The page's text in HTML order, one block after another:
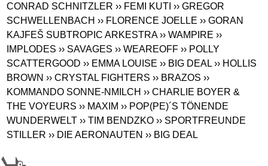
CONRAD SCHNITZLER ›› FEMI KUTI ›› GREGOR
SCHWELLENBACH ›› FLORENCE JOELLE ›› GORAN
KAJFEŠ SUBTROPIC ARKESTRA ›› WAMPIRE ››
IMPLODES ›› SAVAGES ›› WEAREOFF ›› POLLY
SCATTERGOOD ›› EMMA LOUISE ›› BIG DEAL ›› HOLLIS
BROWN ›› CRYSTAL FIGHTERS ›› BRAZOS ››
KOMMANDO SONNE-NMILCH ›› CHARLIE BOYER &
THE VOYEURS ›› MAXIM ›› POP(PE)´S TÖNENDE
WUNDERWELT ›› TIM BENDZKO ›› SPORTFREUNDE
STILLER ›› DIE AERONAUTEN ›› BIG DEAL